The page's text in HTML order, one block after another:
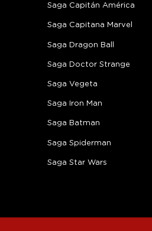
Saga Capitán América
Saga Capitana Marvel
Saga Dragon Ball
Saga Doctor Strange
Saga Vegeta
Saga Iron Man
Saga Batman
Saga Spiderman
Saga Star Wars